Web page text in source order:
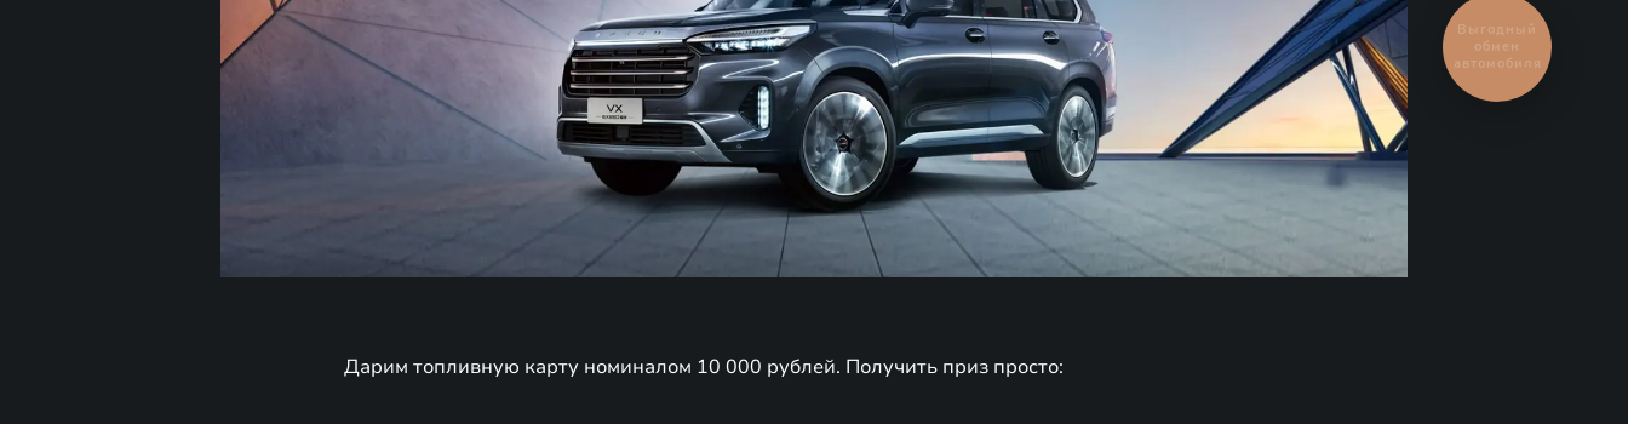
Дарим топливную карту номиналом 10 000 рублей. Получить приз просто:
Выгодный
обмен
автомобиля